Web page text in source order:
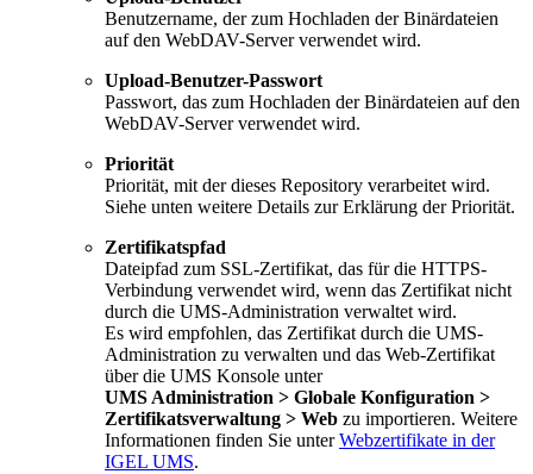
Benutzername, der zum Hochladen der Binärdateien
auf den WebDAV-Server verwendet wird.
Upload-Benutzer-Passwort
Passwort, das zum Hochladen der Binärdateien auf den
WebDAV-Server verwendet wird.
Priorität
Priorität, mit der dieses Repository verarbeitet wird.
Siehe unten weitere Details zur Erklärung der Priorität.
Zertifikatspfad
Dateipfad zum SSL-Zertifikat, das für die HTTPS-
Verbindung verwendet wird, wenn das Zertifikat nicht
durch die UMS-Administration verwaltet wird.
Es wird empfohlen, das Zertifikat durch die UMS-
Administration zu verwalten und das Web-Zertifikat
über die UMS Konsole unter
UMS Administration > Globale Konfiguration >
Zertifikatsverwaltung > Web zu importieren. Weitere
Informationen finden Sie unterWebzertifikate in der
IGEL UMS.